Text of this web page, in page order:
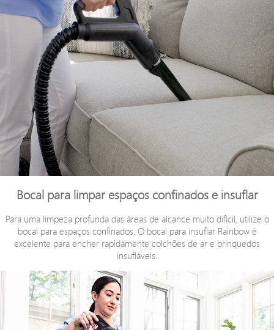
Bocal para limpar espaços confinados e insuflar
Para uma limpeza profunda das áreas de alcance muito difícil, utilize o
bocal para espaços confinados. O bocal para insuflar Rainbow é
excelente para encher rapidamente colchões de ar e brinquedos
insufláveis.